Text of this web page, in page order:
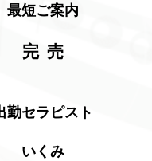
最短ご案内
完 売
勤セラピスト
いくみ